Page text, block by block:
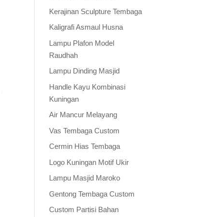
Kerajinan Sculpture Tembaga
Kaligrafi Asmaul Husna
Lampu Plafon Model
Raudhah
Lampu Dinding Masjid
Handle Kayu Kombinasi
Kuningan
Air Mancur Melayang
Vas Tembaga Custom
Cermin Hias Tembaga
Logo Kuningan Motif Ukir
Lampu Masjid Maroko
Gentong Tembaga Custom
Custom Partisi Bahan